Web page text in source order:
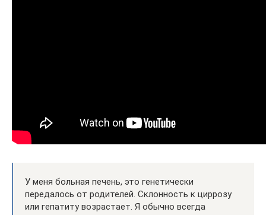
У меня больная печень, это генетически
передалось от родителей. Склонность к циррозу
или гепатиту возрастает. Я обычно всегда